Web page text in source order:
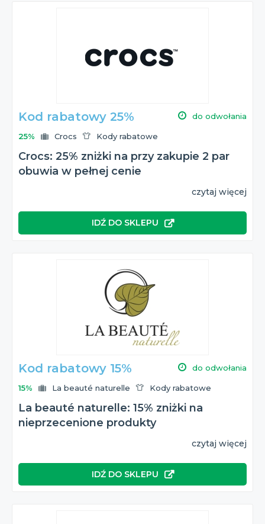
Kod rabatowy 25% do odwołania
25% Crocs Kody rabatowe
Crocs: 25% zniżki na przy zakupie 2 par
obuwia w pełnej cenie
czytaj więcej
IDŹ DO SKLEPU
Kod rabatowy 15% do odwołania
15% La beauté naturelle Kody rabatowe
La beauté naturelle: 15% zniżki na
nieprzecenione produkty
czytaj więcej
IDŹ DO SKLEPU